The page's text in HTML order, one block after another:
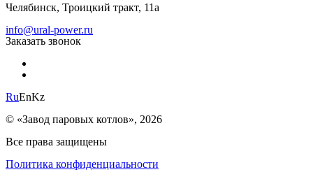
Челябинск, Троицкий тракт, 11а
info@ural-power.ru
Заказать звонок
RuEnKz
© «Завод паровых котлов», 2026
Все права защищены
Политика конфиденциальности